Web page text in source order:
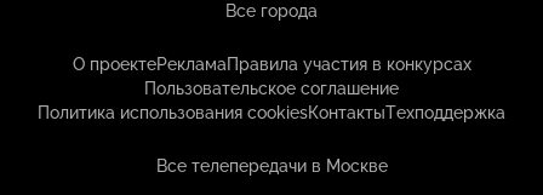
Все города
О проектеРекламаПравила участия в конкурсах
Пользовательское соглашение
Политика использования cookiesКонтактыТехподдержка
Все телепередачи в Москве